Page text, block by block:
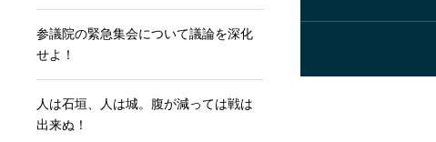
参議院の緊急集会について議論を深化
せよ！
人は石垣、人は城。腹が減っては戦は
出来ぬ！